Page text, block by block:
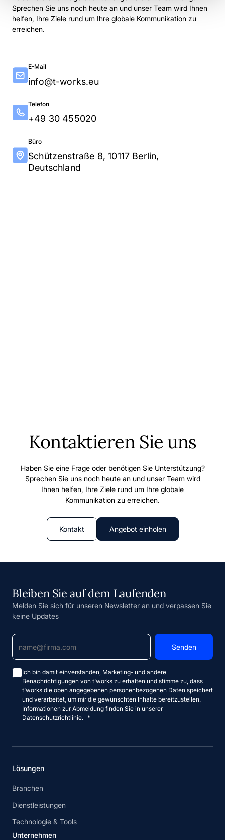
Sprechen Sie uns noch heute an und unser Team wird Ihnen
helfen, Ihre Ziele rund um Ihre globale Kommunikation zu
erreichen.
E-Mail
info@t-works.eu
Telefon
+49 30 455020
Büro
Schützenstraße 8, 10117 Berlin,
Deutschland
Kontaktieren Sie uns
Haben Sie eine Frage oder benötigen Sie Unterstützung?
Sprechen Sie uns noch heute an und unser Team wird
Ihnen helfen, Ihre Ziele rund um Ihre globale
Kommunikation zu erreichen.
Kontakt Angebot einholen
Bleiben Sie auf dem Laufenden
Melden Sie sich für unseren Newsletter an und verpassen Sie
keine Updates
Ich bin damit einverstanden, Marketing- und andere
Benachrichtigungen von t'works zu erhalten und stimme zu, dass
t'works die oben angegebenen personenbezogenen Daten speichert
und verarbeitet, um mir die gewünschten Inhalte bereitzustellen.
Informationen zur Abmeldung finden Sie in unserer
Datenschutzrichtlinie. *
Lösungen
Branchen
Dienstleistungen
Technologie & Tools
Unternehmen